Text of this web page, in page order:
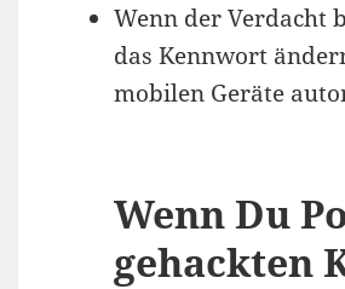
Wenn der Verdacht
das Kennwort
mobilen Geräte
Wenn Du
gehackten